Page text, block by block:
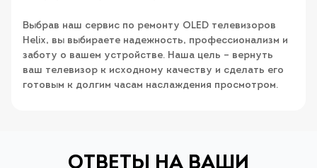
Выбрав наш сервис по ремонту OLED телевизоров
Helix, вы выбираете надежность, профессионализм и
заботу о вашем устройстве. Наша цель – вернуть
ваш телевизор к исходному качеству и сделать его
готовым к долгим часам наслаждения просмотром.
ОТВЕТЫ НА ВАШИ